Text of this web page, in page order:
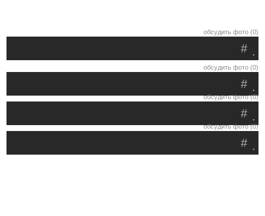
обсудить фото (0)
.
#
обсудить фото (0)
.
#
обсудить фото (0)
.
#
обсудить фото (0)
.
#